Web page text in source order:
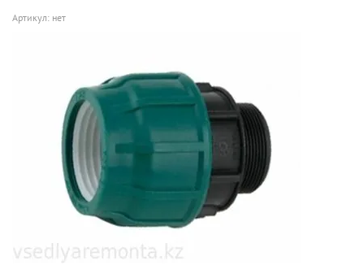
Артикул: нет